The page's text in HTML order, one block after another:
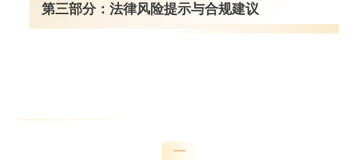
第三部分：法律风险提示与合规建议
一